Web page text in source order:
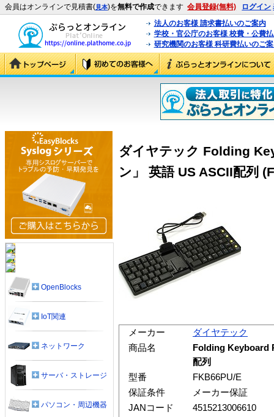
会員はオンラインで見積書(見本)を無料で作成できます 会員登録(無料) ログイン
法人のお客様 請求書払いのご案内
学校・官公庁のお客様 校費・公費
研究機関のお客様 科研費払いのご
ダイヤテック Folding
ン」 英語 US ASCII配列
メーカー
ダイヤテック
商品名
Folding Keyboard
配列
型番
FKB66PU/E
保証条件
メーカー保証
JANコード
4515213006610
OpenBlocks
IoT関連
ネットワーク
サーバ・ストレージ
パソコン・周辺機器